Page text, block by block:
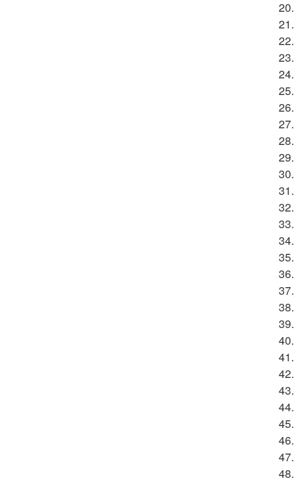
20.
21.
22.
23.
24.
25.
26.
27.
28.
29.
30.
31.
32.
33.
34.
35.
36.
37.
38.
39.
40.
41.
42.
43.
44.
45.
46.
47.
48.